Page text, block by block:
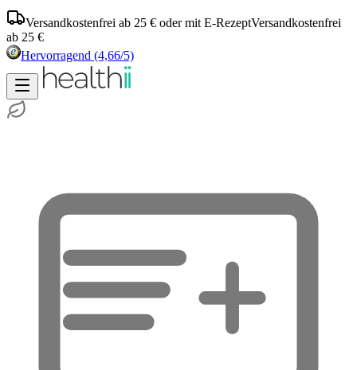
Versandkostenfrei ab 25 € oder mit E-RezeptVersandkostenfrei
ab 25 €
Hervorragend (4,66/5)